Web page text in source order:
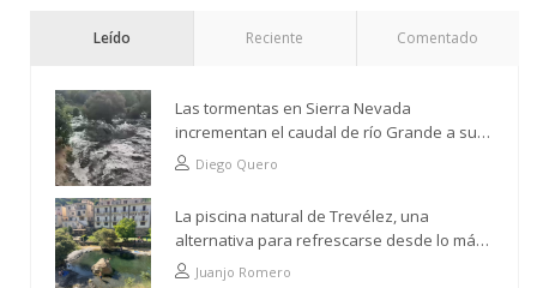
Leído Reciente Comentado
Las tormentas en Sierra Nevada
incrementan el caudal de río Grande a su
paso por Trevélez
Diego Quero
La piscina natural de Trevélez, una
alternativa para refrescarse desde lo más
altoJuanjo Romero